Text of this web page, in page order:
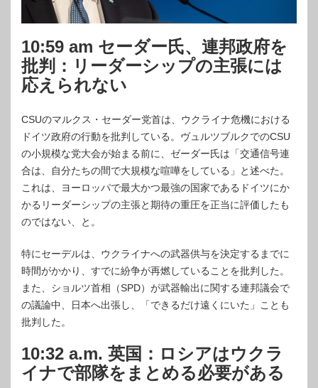
10:59 am セーダー氏、連邦政府を
批判：リーダーシップの主張には
応えられない
CSUのマルクス・セーダー党首は、ウクライナ危機における
ドイツ政府の行動を批判している。ヴュルツブルクでのCSU
の小規模な党大会が始まる前に、ゼーダー氏は「交通信号連
合は、自分たちの間で大規模な喧嘩をしている」と述べた。
これは、ヨーロッパで最大かつ最強の国家であるドイツにか
かるリーダーシップの主張と期待の重圧を正当に評価したも
のではない、と。
特にセーデルは、ウクライナへの武器供与を決定するまでに
時間がかかり、すでに紛争が再燃していることを批判した。
また、ショルツ首相（SPD）が武器輸出に関する連邦議会で
の議論中、日本へ出張し、「できるだけ遠くにいた」ことも
批判した。
10:32 a.m. 英国：ロシアはウクラ
イナで部隊をまとめる必要がある